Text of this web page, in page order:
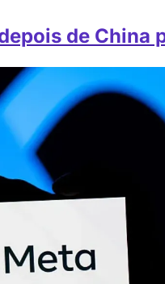
de China